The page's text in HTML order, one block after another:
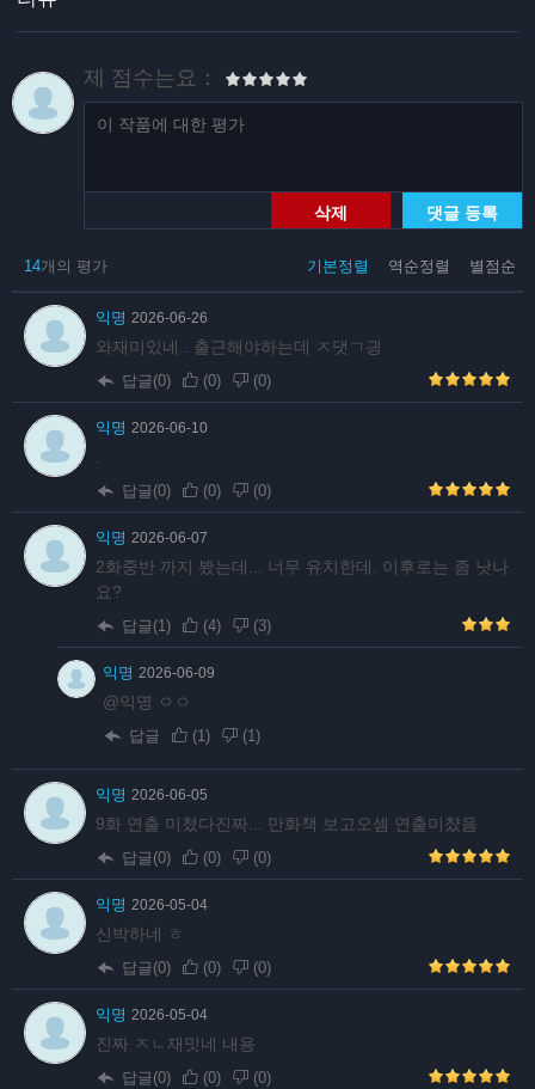
제 점수는요：
삭제 댓글 등록
기본정렬 역순정렬 별점순
14개의 평가
익명 2026-06-26
와재미있네.. 출근해야하는데 ㅈ댓ㄱ긩
답글(0) (0) (0)
익명 2026-06-10
답글(0) (0) (0)
익명 2026-06-07
2화중반 까지 봤는데... 너무 유치한데. 이후로는 좀 낫나
요?
답글(1) (4) (3)
익명 2026-06-09
@익명 ㅇㅇ
답글 (1) (1)
익명 2026-06-05
9화 연출 미쳤다진짜... 만화책 보고오셈 연출미챴음
답글(0) (0) (0)
익명 2026-05-04
신박하네 ㅎ
답글(0) (0) (0)
익명 2026-05-04
진짜 ㅈㄴ재밋네 내용
답글(0) (0) (0)